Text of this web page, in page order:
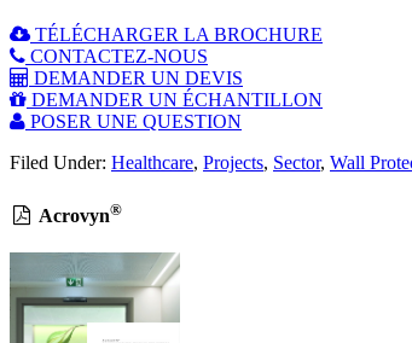
TÉLÉCHARGER LA BROCHURE
CONTACTEZ-NOUS
DEMANDER UN DEVIS
DEMANDER UN ÉCHANTILLON
POSER UNE QUESTION
Filed Under: Healthcare, Projects, Sector, Wall
Acrovyn®